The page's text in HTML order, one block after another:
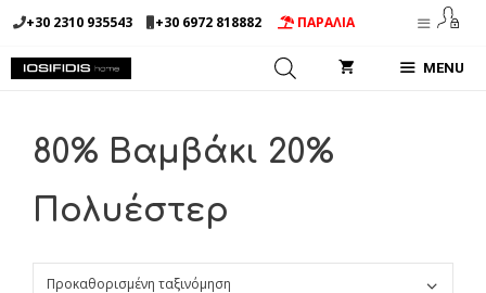
Μετάβαση
σε
περιεχόμενο
+30 2310 935543 +30 6972 818882 ΠΑΡΑΛΙΑ
MENU
80% Βαμβάκι 20%
Πολυέστερ